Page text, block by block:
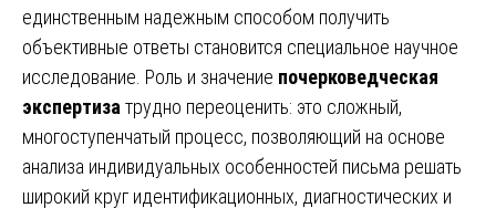
единственным надежным способом получить
объективные ответы становится специальное научное
исследование. Роль и значение почерковедческая
экспертиза трудно переоценить: это сложный,
многоступенчатый процесс, позволяющий на основе
анализа индивидуальных особенностей письма решать
широкий круг идентификационных, диагностических и